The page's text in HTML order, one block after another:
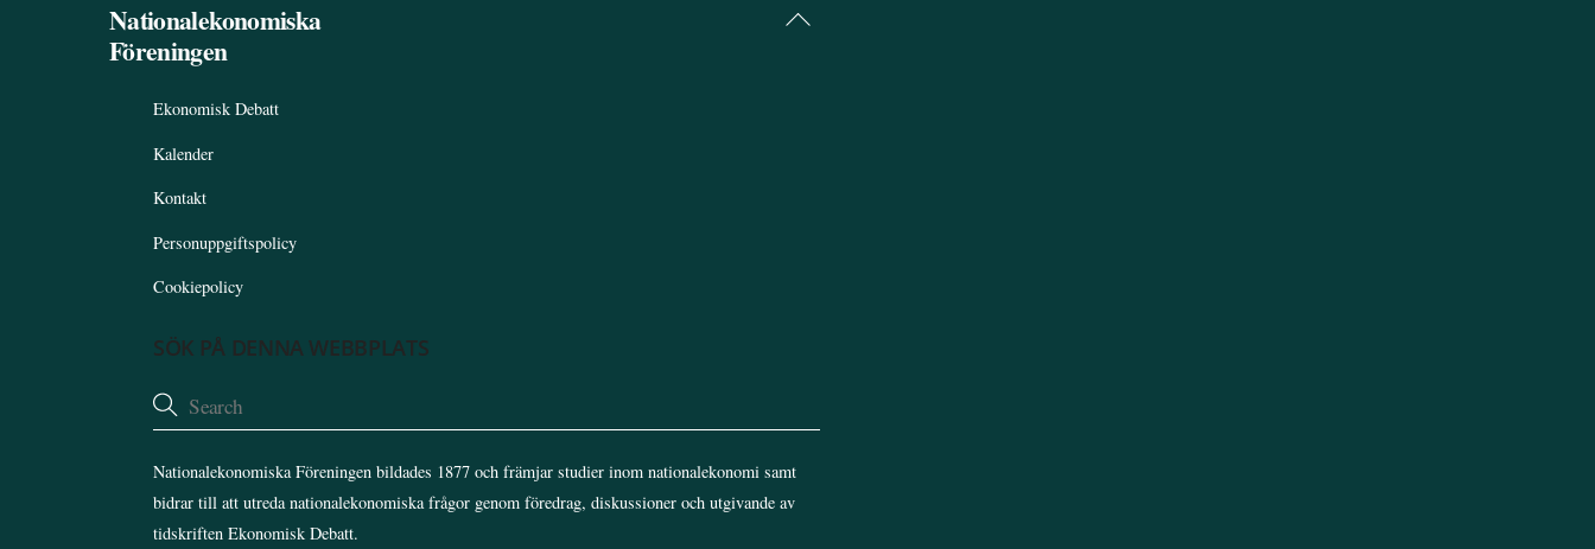
Back
Nationalekonomiska
Föreningen
Ekonomisk Debatt
Kalender
Kontakt
Personuppgiftspolicy
Cookiepolicy
SÖK PÅ DENNA WEBBPLATS
Nationalekonomiska Föreningen bildades 1877 och främjar studier inom nationalekonomi samt
bidrar till att utreda nationalekonomiska frågor genom föredrag, diskussioner och utgivande av
tidskriften Ekonomisk Debatt.